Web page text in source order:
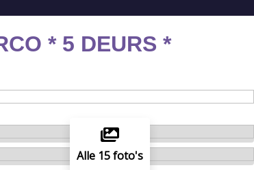
* 5 DEURS *
Alle 15 foto's